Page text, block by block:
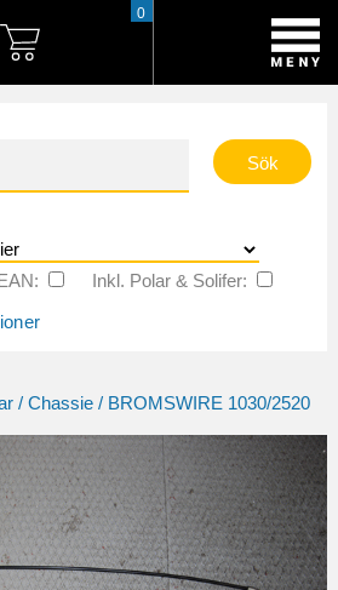
0
Inkl. Polar & Solifer:
/ Chassie/ BROMSWIRE 1030/2520